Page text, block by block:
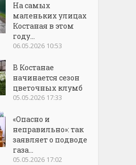
На самых
маленьких улицах
Костаная в этом
году...
06.05.2026 10:53
В Костанае
начинается сезон
цветочных клумб
05.05.2026 17:33
«Опасно и
неправильно»: так
заявляет о подводе
газа...
05.05.2026 17:02